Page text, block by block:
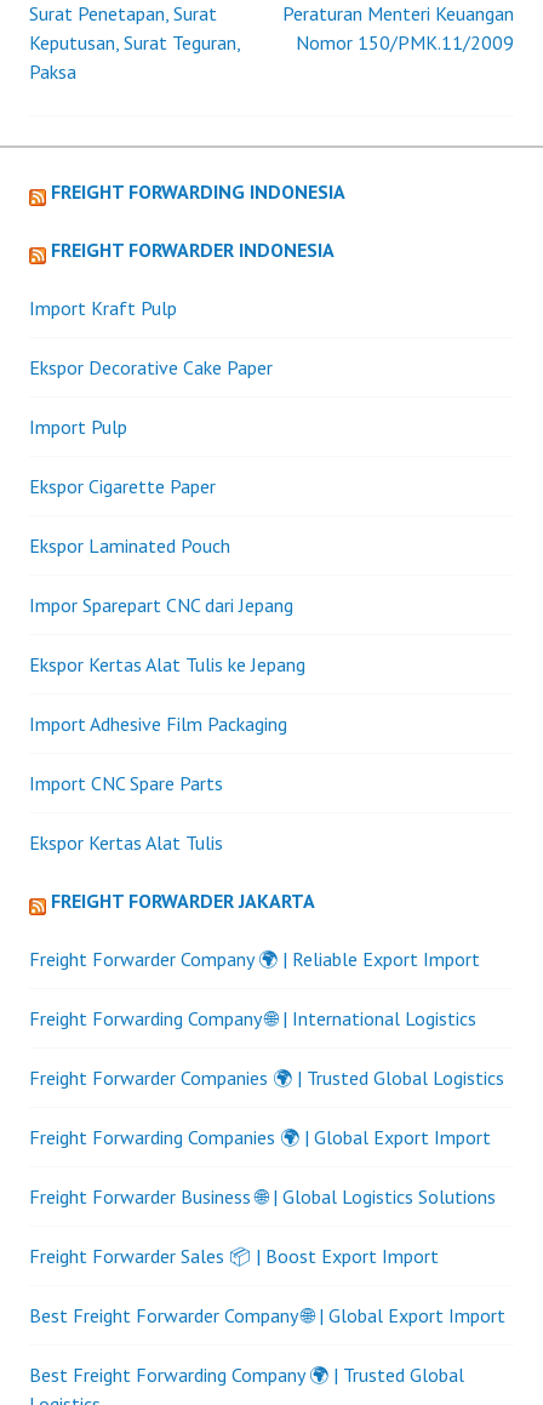
Post
navigation
Surat Penetapan, Surat
Keputusan, Surat Teguran,
Paksa
Peraturan Menteri Keuangan
Nomor 150/PMK.11/2009
FREIGHT FORWARDING INDONESIA
FREIGHT FORWARDER INDONESIA
Import Kraft Pulp
Ekspor Decorative Cake Paper
Import Pulp
Ekspor Cigarette Paper
Ekspor Laminated Pouch
Impor Sparepart CNC dari Jepang
Ekspor Kertas Alat Tulis ke Jepang
Import Adhesive Film Packaging
Import CNC Spare Parts
Ekspor Kertas Alat Tulis
FREIGHT FORWARDER JAKARTA
Freight Forwarder Company 🌍 | Reliable Export Import
Freight Forwarding Company 🌐 | International Logistics
Freight Forwarder Companies 🌍 | Trusted Global Logistics
Freight Forwarding Companies 🌍 | Global Export Import
Freight Forwarder Business 🌐 | Global Logistics Solutions
Freight Forwarder Sales 📦 | Boost Export Import
Best Freight Forwarder Company 🌐 | Global Export Import
Best Freight Forwarding Company 🌍 | Trusted Global